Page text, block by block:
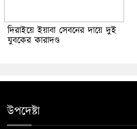
দিরাইয়ে ইয়াবা সেবনের দায়ে দুই
যুবকের কারাদণ্ড
উপদেষ্টা